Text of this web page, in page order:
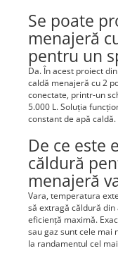
Se poate
menajeră
pentru un
Da. În acest proiect
caldă menajeră cu 2
conectate, printr-un
5.000 L. Soluția
constant de apă caldă.
De ce este
căldură
menajeră
Vara, temperatura
să extragă căldură
eficiență maximă.
sau gaz sunt cele mai
la randamentul cel